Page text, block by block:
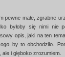
pewne małe, zgrabne
byłoby się nimi nie
opis, jaki na ten
by to obchodziło.
i głęboko zrozumiem.